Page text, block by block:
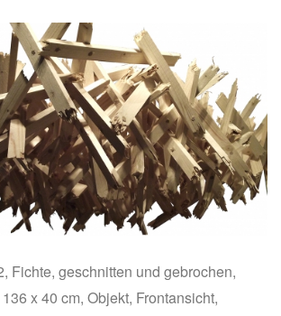
Fichte, geschnitten und gebrochen,
x 40 cm, Objekt, Frontansicht,